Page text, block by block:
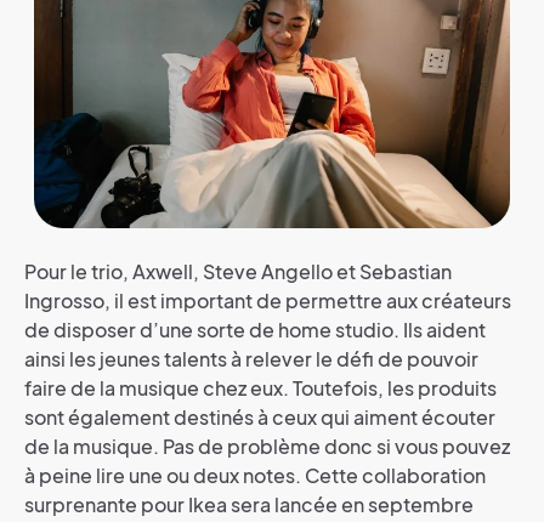
Pour le trio, Axwell, Steve Angello et Sebastian
Ingrosso, il est important de permettre aux créateurs
de disposer d’une sorte de home studio. Ils aident
ainsi les jeunes talents à relever le défi de pouvoir
faire de la musique chez eux. Toutefois, les produits
sont également destinés à ceux qui aiment écouter
de la musique. Pas de problème donc si vous pouvez
à peine lire une ou deux notes. Cette collaboration
surprenante pour Ikea sera lancée en septembre